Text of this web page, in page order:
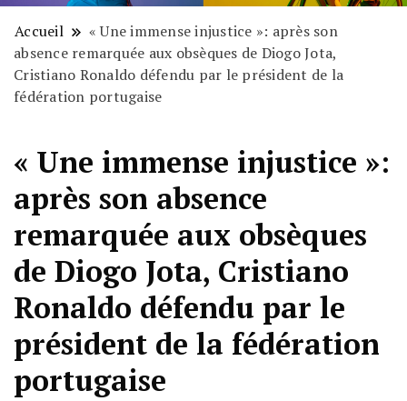
Accueil
« Une immense injustice »: après son
absence remarquée aux obsèques de Diogo Jota,
Cristiano Ronaldo défendu par le président de la
fédération portugaise
« Une immense injustice »:
après son absence
remarquée aux obsèques
de Diogo Jota, Cristiano
Ronaldo défendu par le
président de la fédération
portugaise